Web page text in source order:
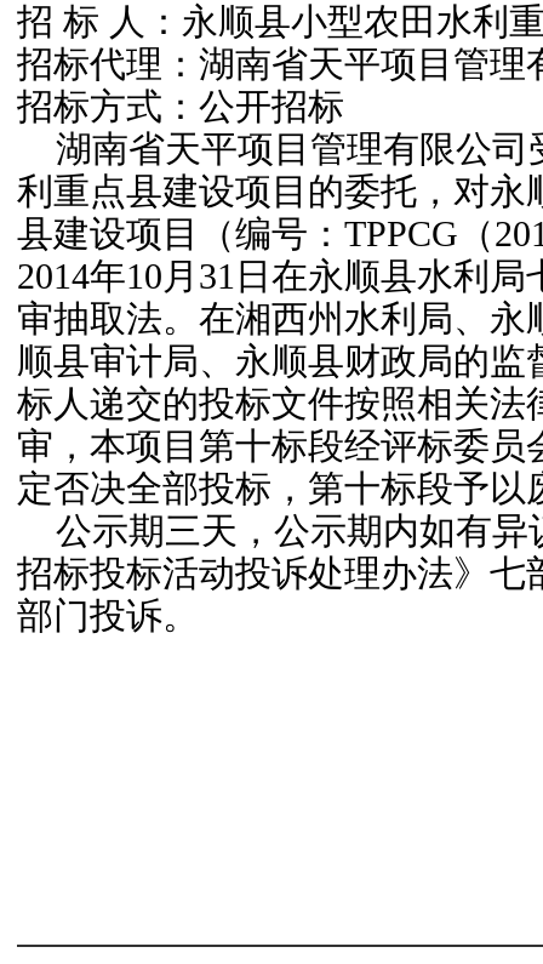
招 标 人 ：永顺县小型农田水利
招标代理：湖南省天平项目管理
招标方式：公开招标
湖南省天平项目管理有限公司
利重点县建设项目的委托，对永
县建设项目（编号：TPPCG（
2014年10月31日在永顺县水利
审抽取法。在湘西州水利局、
顺县审计局、永顺县财政局的监
标人递交的投标文件按照相关
审，本项目第十标段经评标委员
定否决全部投标，第十标段予以
公示期三天，公示期内如有异
招标投标活动投诉处理办法》
部门投诉。